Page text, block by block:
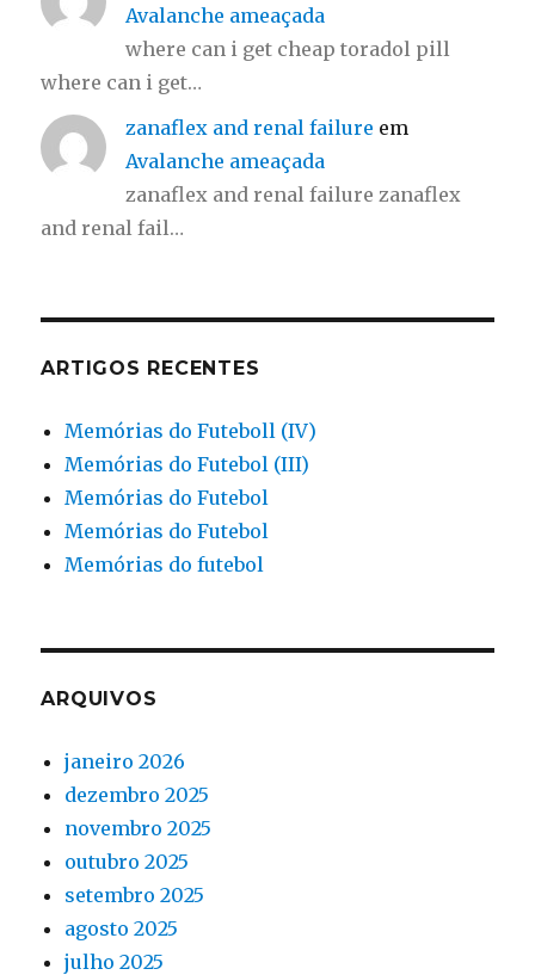
Avalanche ameaçada
where can i get cheap toradol pill
where can i get…
zanaflex and renal failure em
Avalanche ameaçada
zanaflex and renal failure zanaflex
and renal fail…
ARTIGOS RECENTES
Memórias do Futeboll (IV)
Memórias do Futebol (III)
Memórias do Futebol
Memórias do Futebol
Memórias do futebol
ARQUIVOS
janeiro 2026
dezembro 2025
novembro 2025
outubro 2025
setembro 2025
agosto 2025
julho 2025